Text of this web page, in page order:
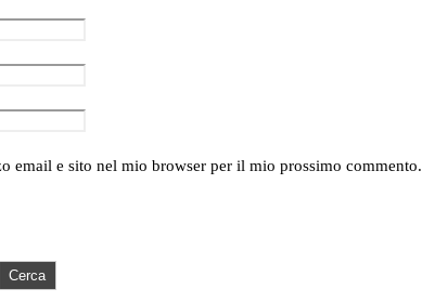
email e sito nel mio browser per il mio prossimo commento.
Cerca